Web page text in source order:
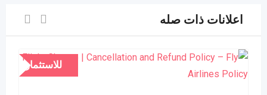
اعلانات ذات صله
للاستثمار